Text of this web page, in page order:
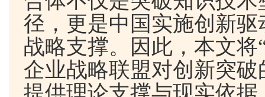
径，更是中国实施创新
战略支撑。因此，本文
企业战略联盟对创新突